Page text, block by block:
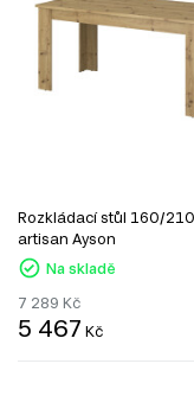
Rozkládací stůl 160/
artisan Ayson
Na skladě
7 289 Kč
5 467 Kč